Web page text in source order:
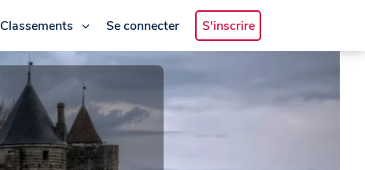
Classements Se connecter S'inscrire